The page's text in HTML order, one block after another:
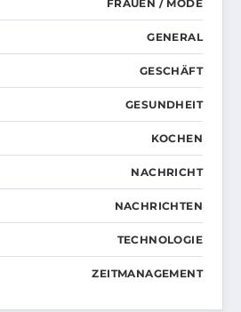
FRAUEN / MODE
GENERAL
GESCHÄFT
GESUNDHEIT
KOCHEN
NACHRICHT
NACHRICHTEN
TECHNOLOGIE
ZEITMANAGEMENT